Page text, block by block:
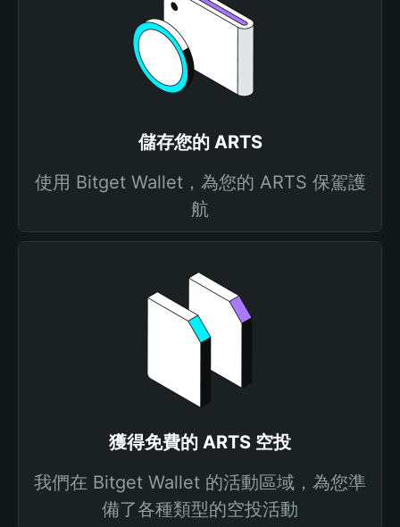
儲存您的 ARTS
使用 Bitget Wallet，為您的 ARTS 保駕護
航
獲得免費的 ARTS 空投
我們在 Bitget Wallet 的活動區域，為您準
備了各種類型的空投活動